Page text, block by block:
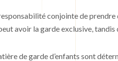
conjointe de prendre
avoir la garde exclusive,
de garde d’enfants sont